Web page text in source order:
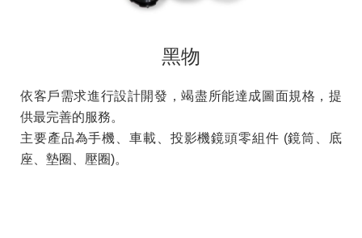
黑物
依客戶需求進行設計開發，竭盡所能達成圖面規格，提
供最完善的服務。
主要產品為手機、車載、投影機鏡頭零組件 (鏡筒、底
座、墊圈、壓圈)。